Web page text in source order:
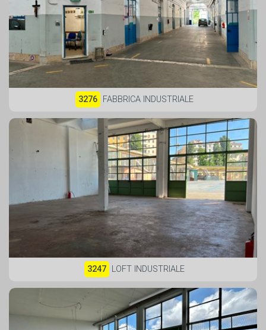
3276 FABBRICA INDUSTRIALE
3247 LOFT INDUSTRIALE